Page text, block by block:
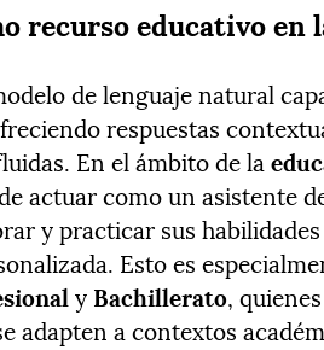
recurso educativo en
de lenguaje natural
respuestas
En el ámbito de la
actuar como un asistente
y practicar sus
Esto es
y Bachillerato,
adapten a contextos